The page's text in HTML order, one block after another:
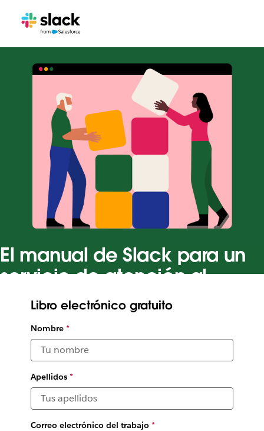
El manual de Slack para un
servicio de atención al
cliente excepcional
Aprende a liberar tu potencial de productividad del servicio
de atención al cliente con Slack
Ilustración deJustina Leisyte
Libro electrónico gratuito
Nombre*
Apellidos*
Correo electrónico del trabajo*